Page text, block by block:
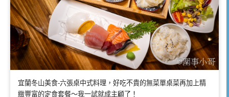
宜蘭冬山美食-六張桌中式料理，好吃不貴的無菜單桌菜再加上精
緻豐富的定食套餐～我一試就成主顧了！